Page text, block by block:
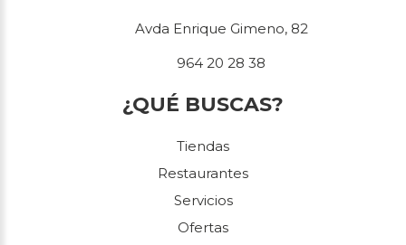
Avda Enrique Gimeno, 82
964 20 28 38
¿QUÉ BUSCAS?
Tiendas
Restaurantes
Servicios
Ofertas